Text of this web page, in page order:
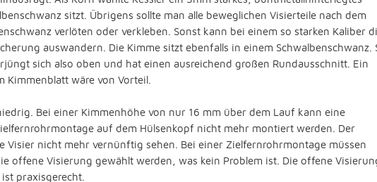
sitzt. Übrigens sollte man alle beweglichen Visierteile nach dem
verlöten oder verkleben. Sonst kann bei einem so starken Kaliber
auswandern. Die Kimme sitzt ebenfalls in einem Schwalbenschwanz.
sich also oben und hat einen ausreichend großen Rundausschnitt. Ein
Kimmenblatt wäre von Vorteil.
Bei einer Kimmenhöhe von nur 16 mm über dem Lauf kann eine
auf dem Hülsenkopf nicht mehr montiert werden. Der
Visier nicht mehr vernünftig sehen. Bei einer Zielfernrohrmontage müssen
offene Visierung gewählt werden, was kein Problem ist. Die offene
praxisgerecht.